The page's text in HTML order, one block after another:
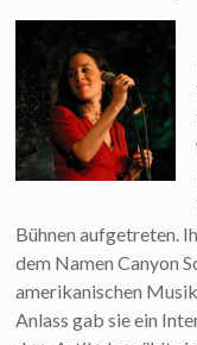
Bühnen aufgetreten.
dem Namen Canyon
amerikanischen
Anlass gab sie ein